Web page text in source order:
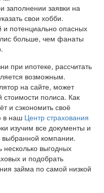
заполнении заявки на
свои хобби.
потенциально опасных
больше, чем фанаты
при ипотеке, рассчитать
возможным.
на сайте, может
стоимости полиса. Как
и сэкономить своё
в наш Центр страхования
изучим все документы и
выбранной компании.
выгодных
и подобрать
займа по самой низкой